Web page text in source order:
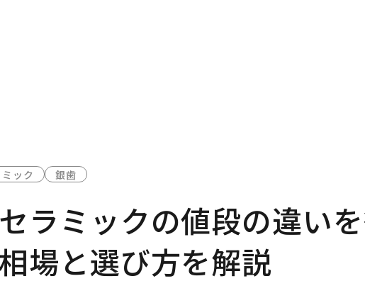
ック 銀歯
ラミックの値段の違い
場と選び方を解説